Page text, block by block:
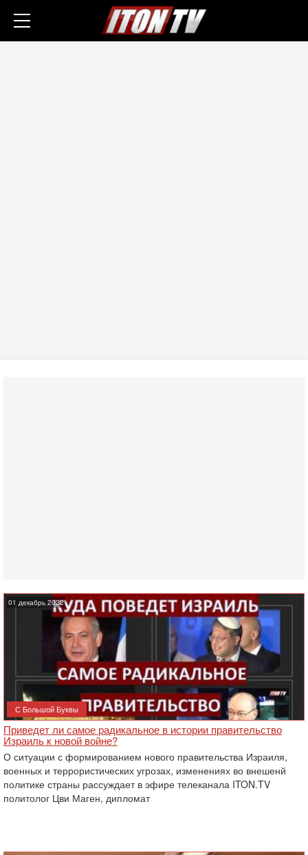
01 декабрь 2022
С Большой Буквы
Приведет ли самое радикальное в истории правительство
Израиль к новой войне?
О ситуации с формированием нового правительства Израиля,
военных и террористических угрозах, изменениях во внешенй
политике страны рассуждает в эфире телеканала ITON.TV
политолог Цви Маген, дипломат